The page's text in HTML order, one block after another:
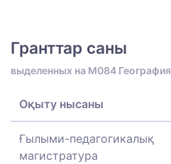
Гранттар саны
выделенных на M084 География
Оқыту нысаны
Ғылыми-педагогикалық
магистратура